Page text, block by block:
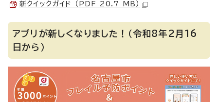
新クイックガイド （PDF 20.7 MB）
アプリが新しくなりました！（令和8年2月16
日から）